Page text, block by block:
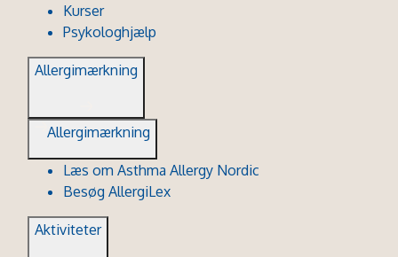
Kurser
Psykologhjælp
Allergimærkning
Allergimærkning
Læs om Asthma Allergy Nordic
Besøg AllergiLex
Aktiviteter